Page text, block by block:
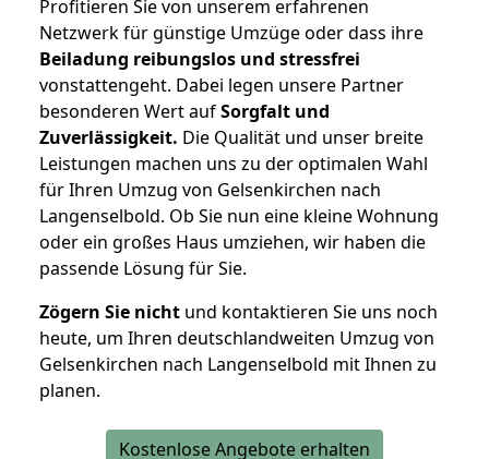
Profitieren Sie von unserem erfahrenen
Netzwerk für günstige Umzüge oder dass ihre
Beiladung reibungslos und stressfrei
vonstattengeht. Dabei legen unsere Partner
besonderen Wert aufSorgfalt und
Zuverlässigkeit. Die Qualität und unser breite
Leistungen machen uns zu der optimalen Wahl
für Ihren Umzug von Gelsenkirchen nach
Langenselbold. Ob Sie nun eine kleine Wohnung
oder ein großes Haus umziehen, wir haben die
passende Lösung für Sie.
Zögern Sie nicht und kontaktieren Sie uns noch
heute, um Ihren deutschlandweiten Umzug von
Gelsenkirchen nach Langenselbold mit Ihnen zu
planen.
Kostenlose Angebote erhalten